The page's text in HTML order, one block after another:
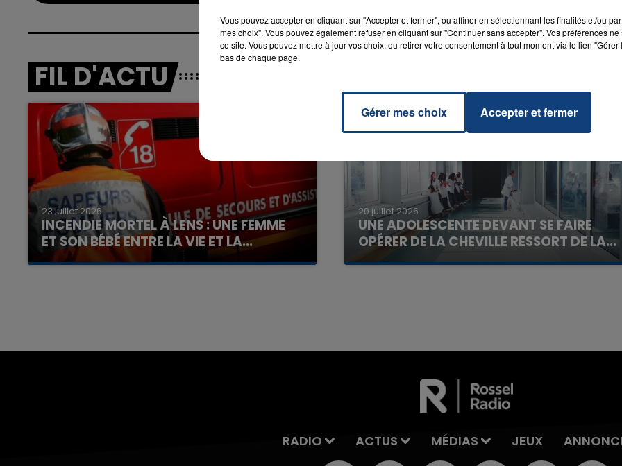
FIL D'ACTU
23 juillet 2026
INCENDIE MORTEL À LENS : UNE FEMME
ET SON BÉBÉ ENTRE LA VIE ET LA...
Un homme s'est immolé par le feu après avoir
20 juillet 2026
UNE ADOLESCENTE DEVANT SE FAIRE
OPÉRER DE LA CHEVILLE RESSORT DE LA...
La famille a porté plainte contre la clinique qui a
RADIO ACTUS MÉDIAS JEUX
Vous pouvez accepter en cliquant sur "Accepter et fermer", ou affiner en sélectionnant les finalités et/ou
mes choix". Vous pouvez également refuser en cliquant sur "Continuer sans accepter". Vos préférences
ce site. Vous pouvez mettre à jour vos choix, ou retirer votre consentement à tout moment via le lien
bas de chaque page.
Gérer mes choix Accepter et fermer